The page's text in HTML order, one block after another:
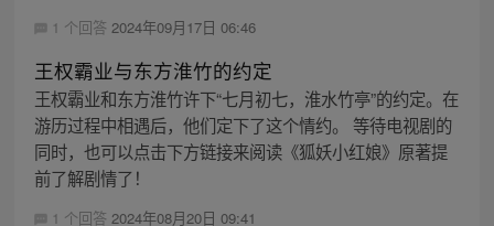
1 个回答 2024年09月17日 06:46
王权霸业与东方淮竹的约定
王权霸业和东方淮竹许下“七月初七，淮水竹亭”的约定。在
游历过程中相遇后，他们定下了这个情约。 等待电视剧的
同时，也可以点击下方链接来阅读《狐妖小红娘》原著提
前了解剧情了！
1 个回答 2024年08月20日 09:41